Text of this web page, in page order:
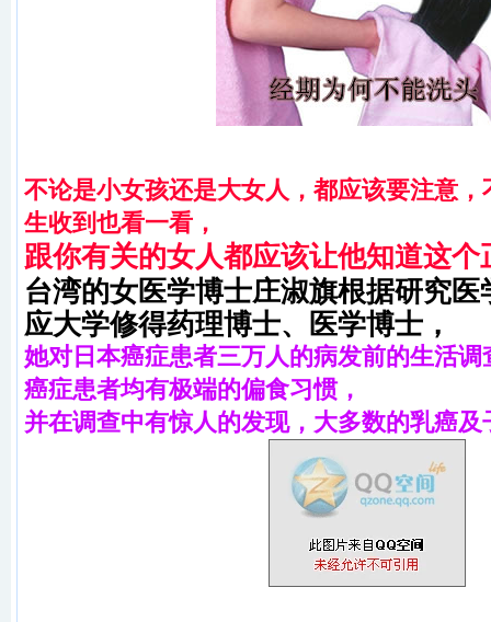
不论是小女孩还是大女人，都应该要注意
生收到也看一看，
跟你有关的女人都应该让他知道这
台湾的女医学博士庄淑旗根据研究
应大学修得药理博士、医学博士，
她对日本癌症患者三万人的病发前的生活
癌症患者均有极端的偏食习惯，
并在调查中有惊人的发现，大多数的乳癌及